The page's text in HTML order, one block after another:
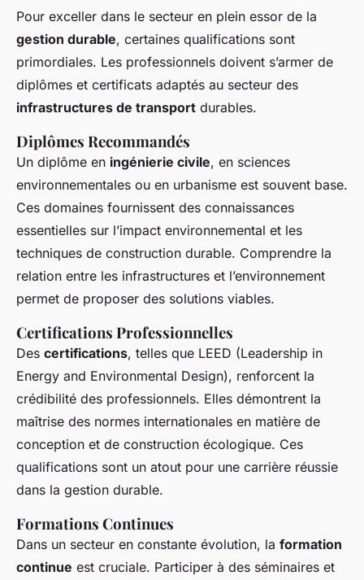
Pour exceller dans le secteur en plein essor de la
gestion durable, certaines qualifications sont
primordiales. Les professionnels doivent s’armer de
diplômes et certificats adaptés au secteur des
infrastructures de transport durables.
Diplômes Recommandés
Un diplôme en ingénierie civile, en sciences
environnementales ou en urbanisme est souvent base.
Ces domaines fournissent des connaissances
essentielles sur l’impact environnemental et les
techniques de construction durable. Comprendre la
relation entre les infrastructures et l’environnement
permet de proposer des solutions viables.
Certifications Professionnelles
Des certifications, telles que LEED (Leadership in
Energy and Environmental Design), renforcent la
crédibilité des professionnels. Elles démontrent la
maîtrise des normes internationales en matière de
conception et de construction écologique. Ces
qualifications sont un atout pour une carrière réussie
dans la gestion durable.
Formations Continues
Dans un secteur en constante évolution, la formation
continue est cruciale. Participer à des séminaires et